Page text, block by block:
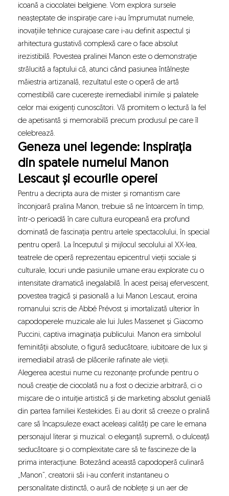
icoană a ciocolatei belgiene. Vom explora sursele
neașteptate de inspirație care i-au împrumutat numele,
inovațiile tehnice curajoase care i-au definit aspectul și
arhitectura gustativă complexă care o face absolut
irezistibilă. Povestea pralinei Manon este o demonstrație
strălucită a faptului că, atunci când pasiunea întâlnește
măiestria artizanală, rezultatul este o operă de artă
comestibilă care cucerește iremediabil inimile și palatele
celor mai exigenți cunoscători. Vă promitem o lectură la fel
de apetisantă și memorabilă precum produsul pe care îl
celebrează.
Geneza unei legende: Inspirația
din spatele numelui Manon
Lescaut și ecourile operei
Pentru a decripta aura de mister și romantism care
înconjoară pralina Manon, trebuie să ne întoarcem în timp,
într-o perioadă în care cultura europeană era profund
dominată de fascinația pentru artele spectacolului, în special
pentru operă. La începutul și mijlocul secolului al XX-lea,
teatrele de operă reprezentau epicentrul vieții sociale și
culturale, locuri unde pasiunile umane erau explorate cu o
intensitate dramatică inegalabilă. În acest peisaj efervescent,
povestea tragică și pasională a lui Manon Lescaut, eroina
romanului scris de Abbé Prévost și imortalizată ulterior în
capodoperele muzicale ale lui Jules Massenet și Giacomo
Puccini, captiva imaginația publicului. Manon era simbolul
feminității absolute, o figură seducătoare, iubitoare de lux și
iremediabil atrasă de plăcerile rafinate ale vieții.
Alegerea acestui nume cu rezonanțe profunde pentru o
nouă creație de ciocolată nu a fost o decizie arbitrară, ci o
mișcare de o intuiție artistică și de marketing absolut genială
din partea familiei Kestekides. Ei au dorit să creeze o pralină
care să încapsuleze exact aceleași calități pe care le emana
personajul literar și muzical: o eleganță supremă, o dulceață
seducătoare și o complexitate care să te fascineze de la
prima interacțiune. Botezând această capodoperă culinară
„Manon”, creatorii săi i-au conferit instantaneu o
personalitate distinctă, o aură de noblețe și un aer de